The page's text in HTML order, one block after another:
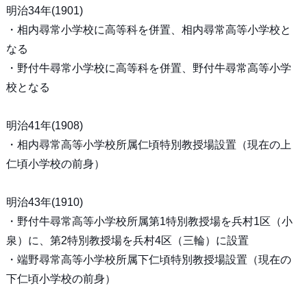
明治34年(1901)
・相内尋常小学校に高等科を併置、相内尋常高等小学校と
なる
・野付牛尋常小学校に高等科を併置、野付牛尋常高等小学
校となる
明治41年(1908)
・相内尋常高等小学校所属仁頃特別教授場設置（現在の上
仁頃小学校の前身）
明治43年(1910)
・野付牛尋常高等小学校所属第1特別教授場を兵村1区（小
泉）に、第2特別教授場を兵村4区（三輪）に設置
・端野尋常高等小学校所属下仁頃特別教授場設置（現在の
下仁頃小学校の前身）